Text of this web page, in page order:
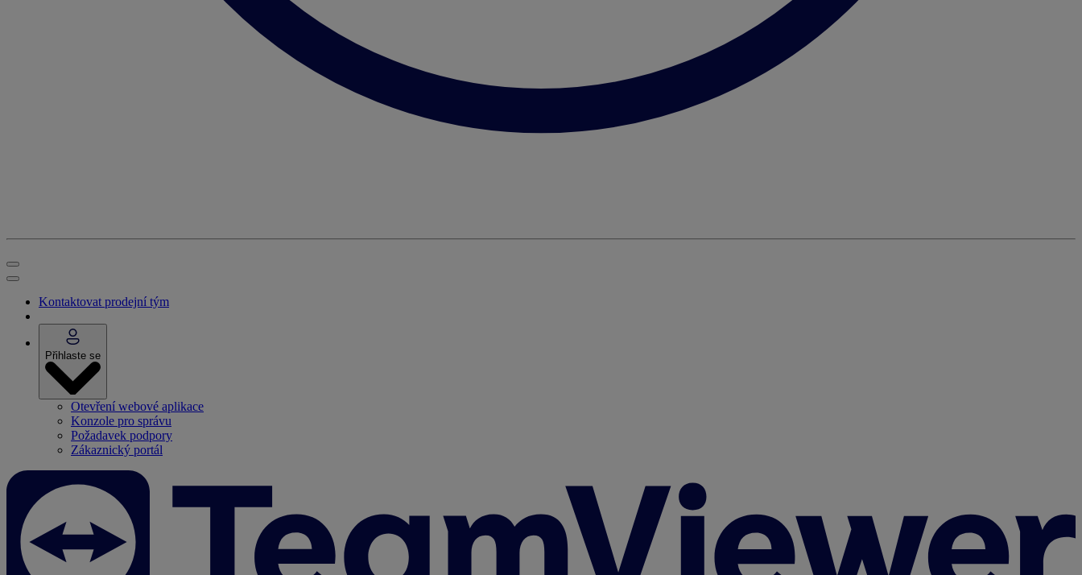
Kontaktovat prodejní tým
Přihlaste se
Otevření webové aplikace
Konzole pro správu
Požadavek podpory
Zákaznický portál